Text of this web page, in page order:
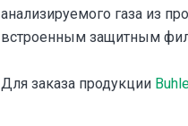
анализируемого газа из
встроенным защитным
Для заказа продукции